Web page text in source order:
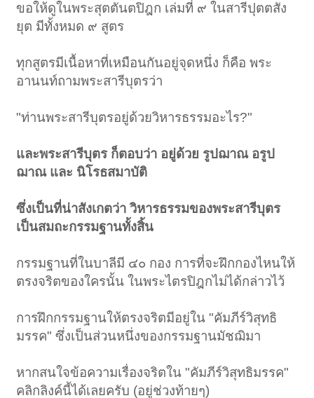
ขอให้ดูในพระสุตตันตปิฎก เล่มที่ ๙ ในสารีปุตตสัง
ยุต มีทั้งหมด ๙ สูตร
ทุกสูตรมีเนื้อหาที่เหมือนกันอยู่จุดหนึ่ง ก็คือ พระ
อานนท์ถามพระสารีบุตรว่า
"ท่านพระสารีบุตรอยู่ด้วยวิหารธรรมอะไร?"
และพระสารีบุตร ก็ตอบว่า อยู่ด้วย รูปฌาณ อรูป
ฌาณ และ นิโรธสมาบัติ
ซึ่งเป็นที่น่าสังเกตว่า วิหารธรรมของพระสารีบุตร
เป็นสมถะกรรมฐานทั้งสิ้น
กรรมฐานที่ในบาลีมี ๔๐ กอง การที่จะฝึกกองไหนให้
ตรงจริตของใครนั้น ในพระไตรปิฎกไม่ได้กล่าวไว้
การฝึกกรรมฐานให้ตรงจริตมีอยู่ใน "คัมภีร์วิสุทธิ
มรรค" ซึ่งเป็นส่วนหนึ่งของกรรมฐานมัชฌิมา
หากสนใจข้อความเรื่องจริตใน "คัมภีร์วิสุทธิมรรค"
คลิกลิงค์นี้ได้เลยครับ (อยู่ช่วงท้ายๆ)